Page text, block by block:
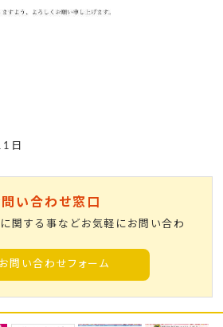
日
問い合わせ窓口
に関する事などお気軽にお問い合わ
お問い合わせフォーム